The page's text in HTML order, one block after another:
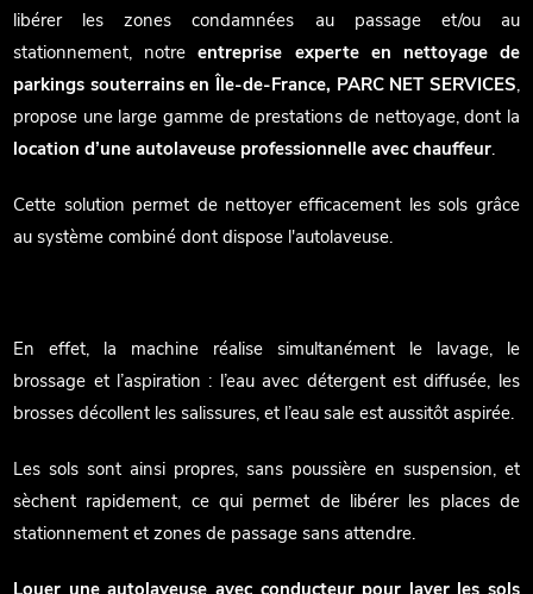
libérer les zones condamnées au passage et/ou au
stationnement, notreentreprise experte en nettoyage de
parkings souterrains en Île-de-France, PARC NET SERVICES,
propose une large gamme de prestations de nettoyage, dont la
location d’une autolaveuse professionnelle avec chauffeur.
Cette solution permet de nettoyer efficacement les sols grâce
au système combiné dont dispose l'autolaveuse.
En effet, la machine réalise simultanément le lavage, le
brossage et l’aspiration : l’eau avec détergent est diffusée, les
brosses décollent les salissures, et l’eau sale est aussitôt aspirée.
Les sols sont ainsi propres, sans poussière en suspension, et
sèchent rapidement, ce qui permet de libérer les places de
stationnement et zones de passage sans attendre.